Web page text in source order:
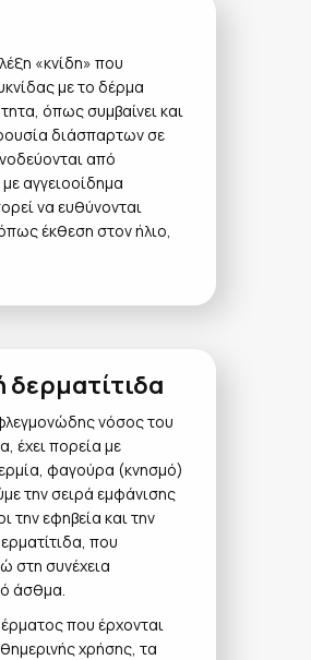
«κνίδη» που
με το δέρμα
όπως συμβαίνει και
διάσπαρτων σε
από
αγγειοοίδημα
να ευθύνονται
έκθεση στον ήλιο,
δερματίτιδα
νόσος του
έχει πορεία με
φαγούρα (κνησμό)
την σειρά εμφάνισης
την εφηβεία και την
που
στη συνέχεια
άσθμα.
που έρχονται
χρήσης, τα